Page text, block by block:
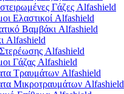
Γάζες Alfashield
Ελαστικοί Alfashield
Βαμβάκι Alfashield
Alfashield
Στερέωσης Alfashield
Γάζας Alfashield
Τραυμάτων Alfashield
Μικροτραυμάτων Alfashield